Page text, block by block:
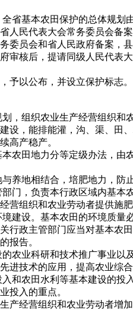
省基本农田保护的总体规划
人民代表大会常务委员会备
委员会和省人民政府备案，
审核后，提请同级人民代表
予以公布，并设立保护标志。
，组织农业生产经营组织和
设，能排能灌，沟、渠、田
高产稳产。
农田地力分等定级办法，由
养地相结合，培肥地力，防
门，负责本行政区域内基本
营组织和农业劳动者提供施肥
建设。基本农田的环境质量
行政主管部门应当对基本农
报告。
农业科研和技术推广事业以
进技术的应用，提高农业综合
和农田水利等基本建设的投
投入的重点。
产经营组织和农业劳动者增